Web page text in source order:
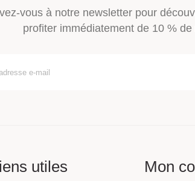
vous à notre newsletter pour
profiter immédiatement de 10 %
utiles Mon